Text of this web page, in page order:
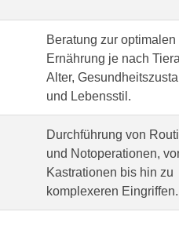
Beratung zur optimalen
Ernährung je nach
Alter,
und Lebensstil.
Durchführung von
und Notoperationen,
Kastrationen bis hin zu
komplexeren Eingriffen.